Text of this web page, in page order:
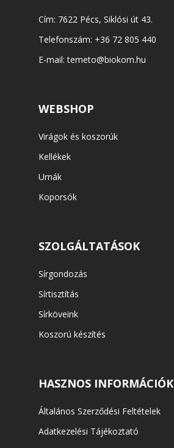
Cím: 7622 Pécs, Siklósi út 43.
Telefonszám: +36 72 805 440
E-mail:temeto@biokom.hu
WEBSHOP
Virágok és koszorúk
Kellékek
Urnák
Koporsók
SZOLGÁLTATÁSOK
Sírgondozás
Sírtisztítás
Sírköveink
Koszorú készítés
HASZNOS INFORMÁCIÓK
Általános Szerződési Feltételek
Adatkezelési Tájékoztató